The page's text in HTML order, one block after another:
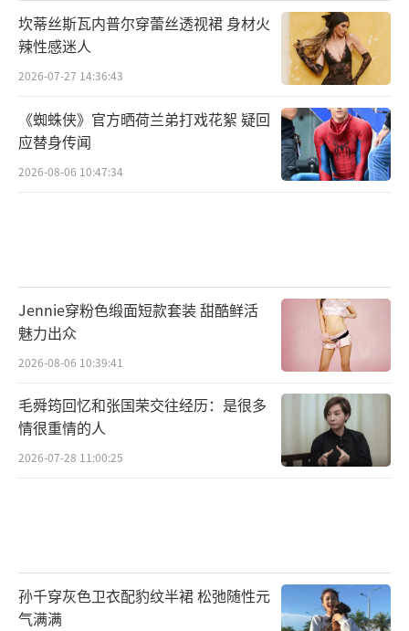
坎蒂丝斯瓦内普尔穿蕾丝透视裙 身材火
辣性感迷人
2026-07-27 14:36:43
《蜘蛛侠》官方晒荷兰弟打戏花絮 疑回
应替身传闻
2026-08-06 10:47:34
Jennie穿粉色缎面短款套装 甜酷鲜活
魅力出众
2026-08-06 10:39:41
毛舜筠回忆和张国荣交往经历：是很多
情很重情的人
2026-07-28 11:00:25
孙千穿灰色卫衣配豹纹半裙 松弛随性元
气满满